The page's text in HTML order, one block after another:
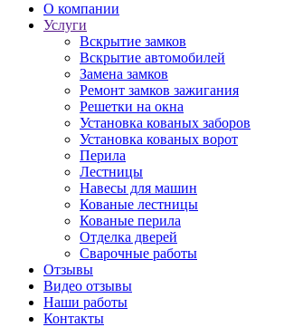
О компании
Услуги
Вскрытие замков
Вскрытие автомобилей
Замена замков
Ремонт замков зажигания
Решетки на окна
Установка кованых заборов
Установка кованых ворот
Перила
Лестницы
Навесы для машин
Кованые лестницы
Кованые перила
Отделка дверей
Сварочные работы
Отзывы
Видео отзывы
Наши работы
Контакты